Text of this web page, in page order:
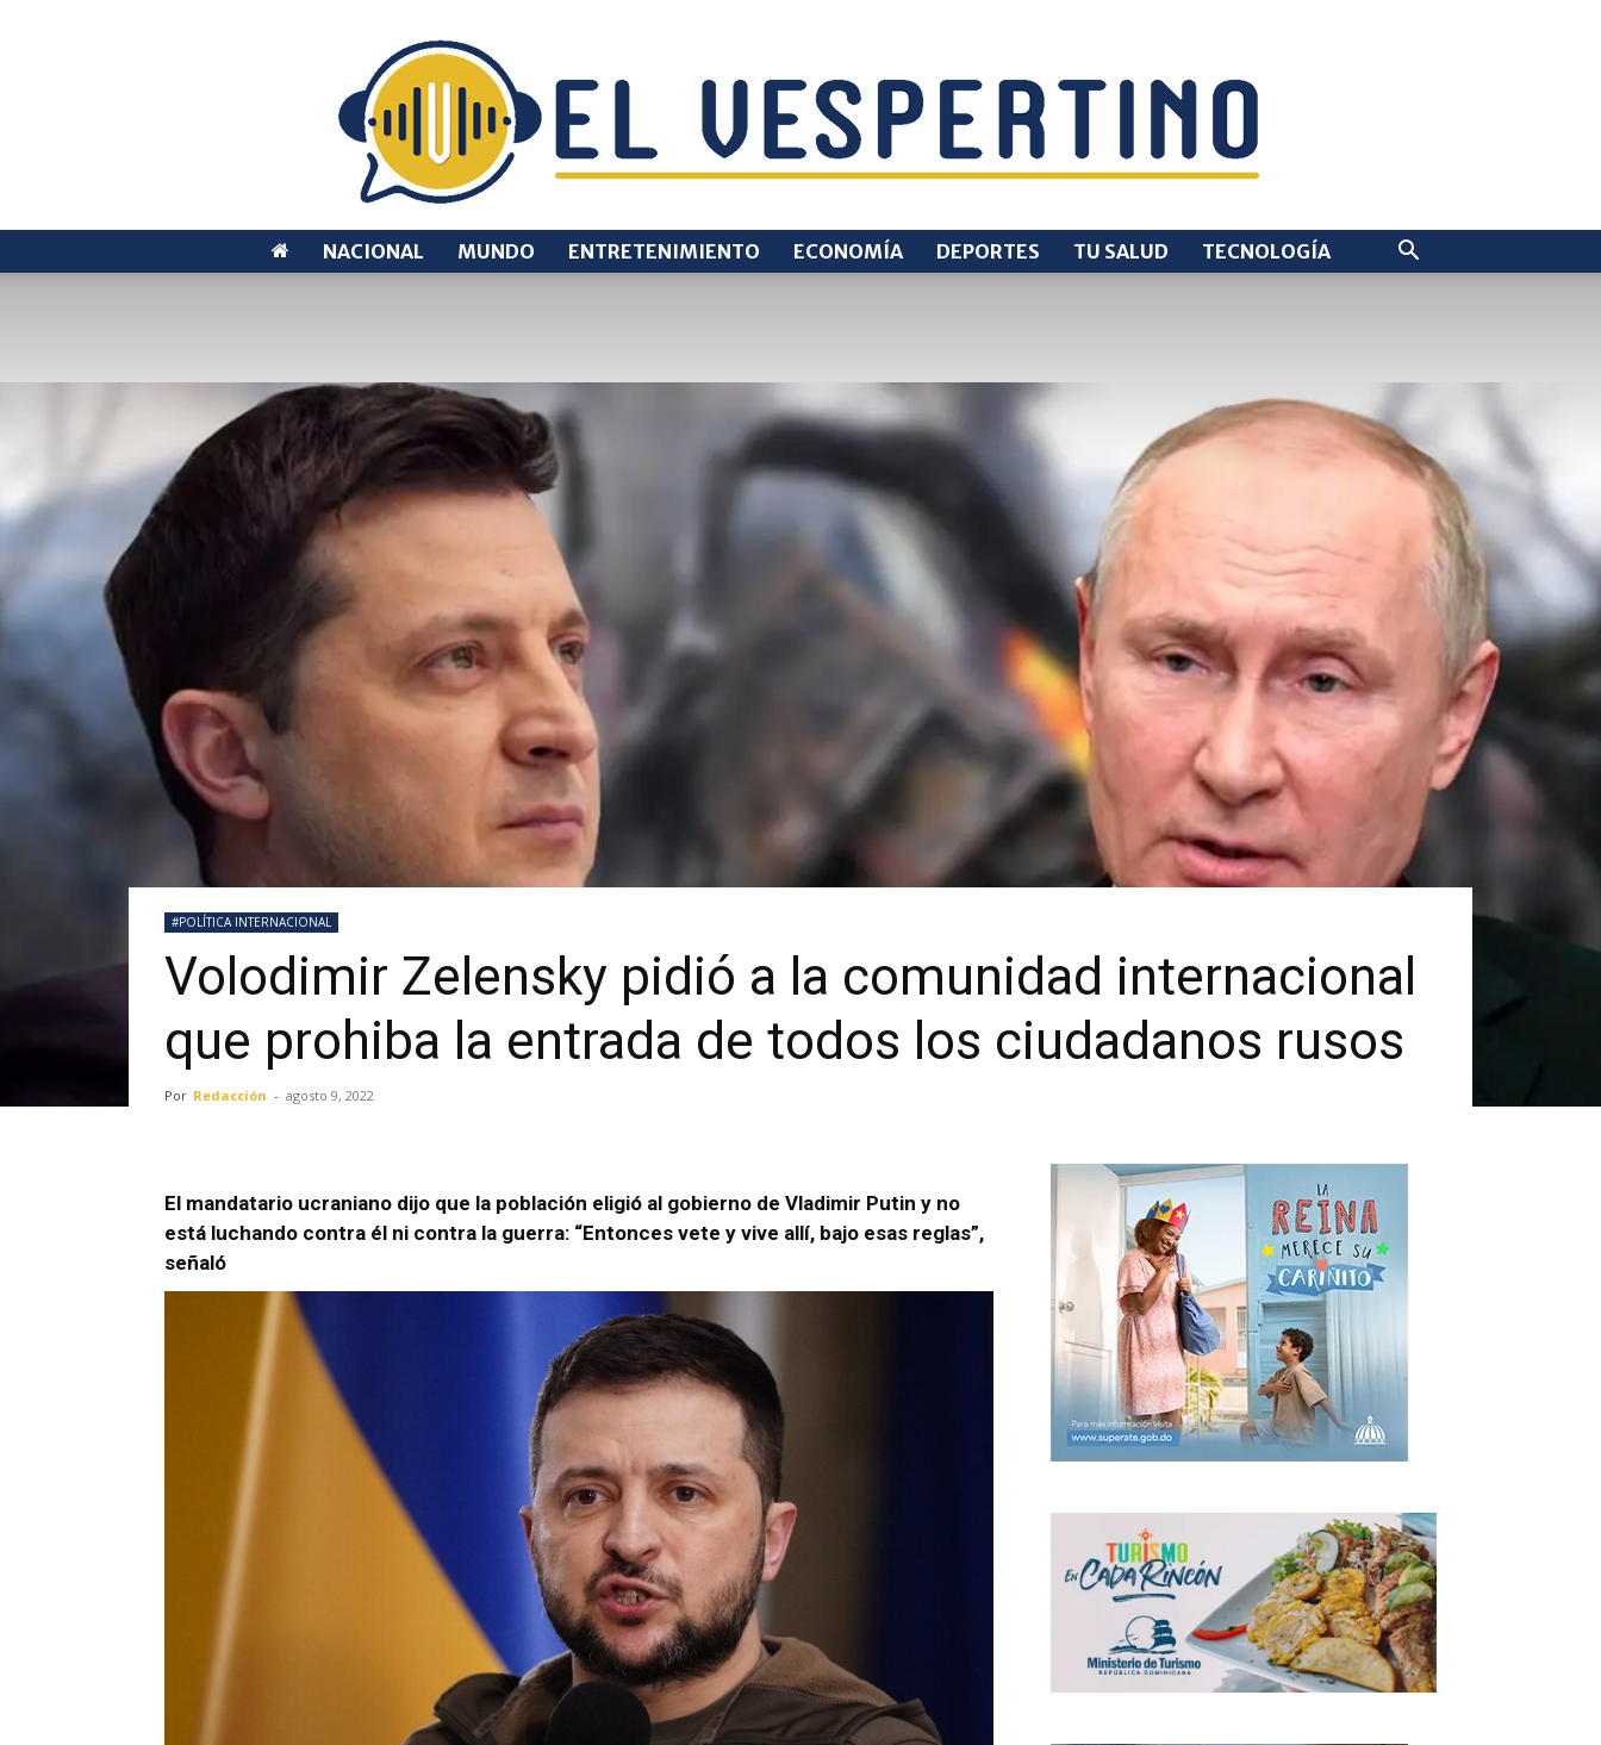
NACIONAL MUNDO ENTRETENIMIENTO ECONOMÍA DEPORTES TU SALUD TECNOLOGÍA
#POLÍTICA INTERNACIONAL
Volodimir Zelensky pidió a la comunidad internacional
que prohiba la entrada de todos los ciudadanos rusos
Por Redacción - agosto 9, 2022
El mandatario ucraniano dijo que la población eligió al gobierno de Vladimir Putin y no
está luchando contra él ni contra la guerra: “Entonces vete y vive allí, bajo esas reglas”,
señaló